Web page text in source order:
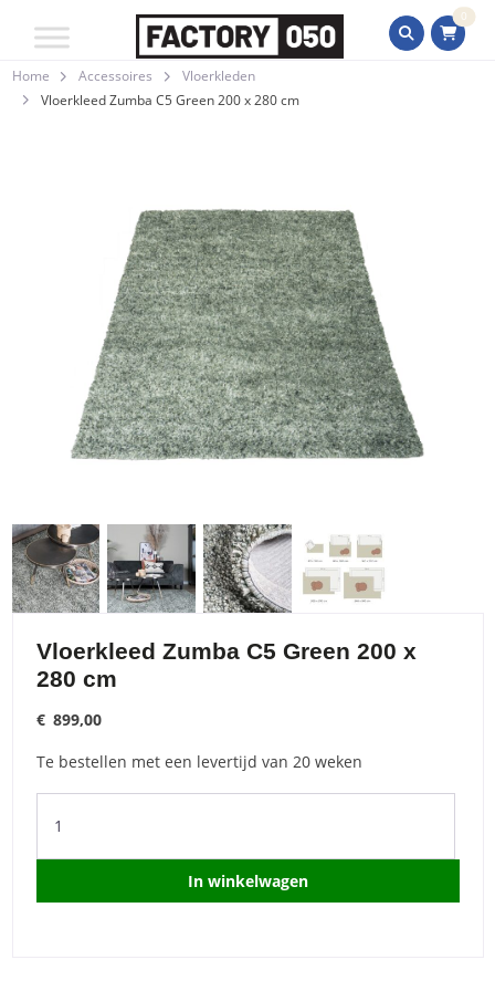
0
Home Accessoires
Vloerkleden
Vloerkleed Zumba C5 Green 200 x 280 cm
Vloerkleed Zumba C5 Green 200 x
280 cm
€ 899,00
Te bestellen met een levertijd van 20 weken
Zumba
In winkelwagen